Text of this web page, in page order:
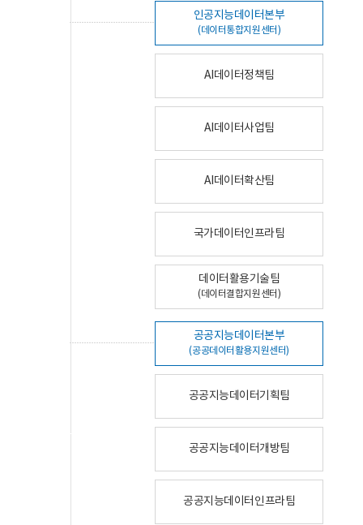
인공지능데이터본부
(데이터통합지원센터)
AI데이터정책팀
AI데이터사업팀
AI데이터확산팀
국가데이터인프라팀
데이터활용기술팀
(데이터결합지원센터)
공공지능데이터본부
(공공데이터활용지원센터)
공공지능데이터기획팀
공공지능데이터개방팀
공공지능데이터인프라팀